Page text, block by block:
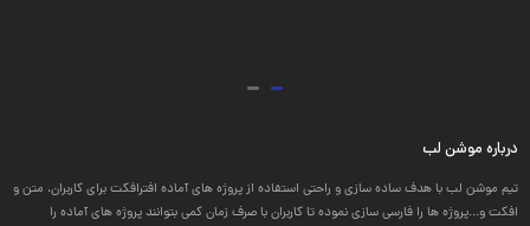
درباره موشن لب
تیم موشن لب با هدف ساده سازی و راحتی استفاده از پروژه های آماده افترافکت برای کاربران، متن و
افکت و...پروژه ها را فارسی سازی نموده تا کاربران با صرف زمان کمی بتوانند پروژه های آماده را